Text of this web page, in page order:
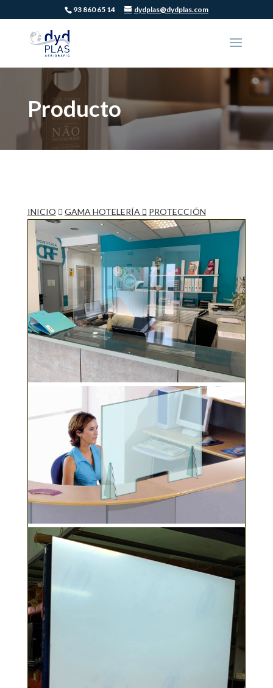
93 860 65 14 dydplas@dydplas.com
Producto
INICIO GAMA HOTELERÍA PROTECCIÓN